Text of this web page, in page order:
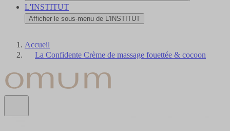
L'INSTITUT
Afficher le sous-menu de L'INSTITUT
Accueil
La Confidente Crème de massage fouettée & cocoon